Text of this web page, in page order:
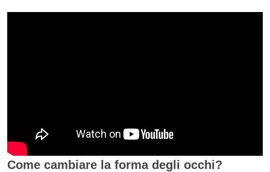
Come cambiare la forma degli occhi?